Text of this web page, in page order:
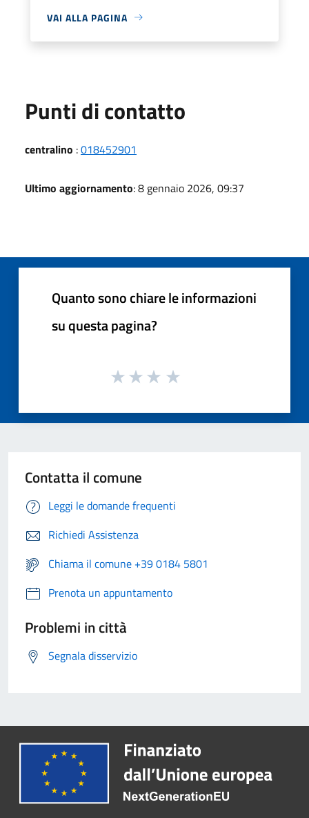
VAI ALLA PAGINA
Punti di contatto
centralino :018452901
Ultimo aggiornamento: 8 gennaio 2026, 09:37
Quanto sono chiare le informazioni
su questa pagina?
Contatta il comune
Leggi le domande frequenti
Richiedi Assistenza
Chiama il comune +39 0184 5801
Prenota un appuntamento
Problemi in città
Segnala disservizio